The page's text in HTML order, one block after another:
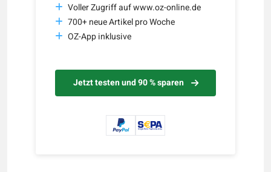
Voller Zugriff auf www.oz-online.de
700+ neue Artikel pro Woche
OZ-App inklusive
Jetzt testen und 90 % sparen